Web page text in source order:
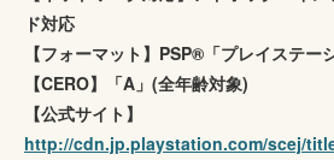
ド対応
【フォーマット】PSP®「プレイステー
【CERO】「A」(全年齢対象)
【公式サイト】
http://cdn.jp.playstation.com/scej/